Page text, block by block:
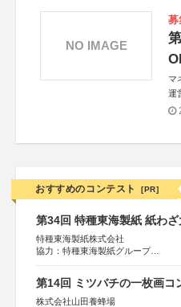
募
マ
運
テ
NO IMAGE
おすすめのコンテスト [PR]
第34回 特種東海製紙 紙わざ
特種東海製紙株式会社
協力：特種東海製紙グループ
第14回 ミツバチの一枚画コ
株式会社山田養蜂場